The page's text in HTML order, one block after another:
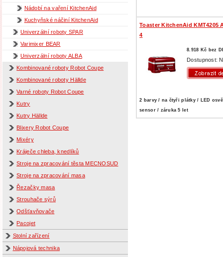
Nádobí na vaření KitchenAid
Kuchyňské náčiní KitchenAid
Univerzální roboty SPAR
Varimixer BEAR
Univerzální roboty ALBA
Kombinované roboty Robot Coupe
Kombinované roboty Hällde
Varné roboty Robot Coupe
Kutry
Kutry Hällde
Blixery Robot Coupe
Mixéry
Kráječe chleba, knedlíků
Stroje na zpracování těsta MECNOSUD
Stroje na zpracování masa
Řezačky masa
Strouhače sýrů
Odšťavňovače
Pacojet
Stolní zařízení
Nápojová technika
Toaster KitchenAid KMT4205
4
8.918 Kč bez
Dostupnost:
2 barvy / na čtyři plátky / LED
sensor / záruka 5 let